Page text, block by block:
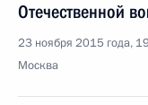
Отечественной
23 ноября 2015 года,
Москва